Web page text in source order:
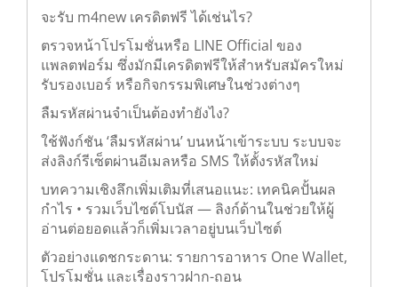
จะรับ m4new เครดิตฟรี ได้เช่นไร?
ตรวจหน้าโปรโมชั่นหรือ LINE Official ของ
แพลตฟอร์ม ซึ่งมักมีเครดิตฟรีให้สำหรับสมัครใหม่
รับรองเบอร์ หรือกิจกรรมพิเศษในช่วงต่างๆ
ลืมรหัสผ่านจำเป็นต้องทำยังไง?
ใช้ฟังก์ชัน ‘ลืมรหัสผ่าน’ บนหน้าเข้าระบบ ระบบจะ
ส่งลิงก์รีเซ็ตผ่านอีเมลหรือ SMS ให้ตั้งรหัสใหม่
บทความเชิงลึกเพิ่มเติมที่เสนอแนะ: เทคนิคปั้นผล
กำไร • รวมเว็บไซต์โบนัส — ลิงก์ด้านในช่วยให้ผู้
อ่านต่อยอดแล้วก็เพิ่มเวลาอยู่บนเว็บไซต์
ตัวอย่างแดชกระดาน: รายการอาหาร One Wallet,
โปรโมชั่น และเรื่องราวฝาก-ถอน